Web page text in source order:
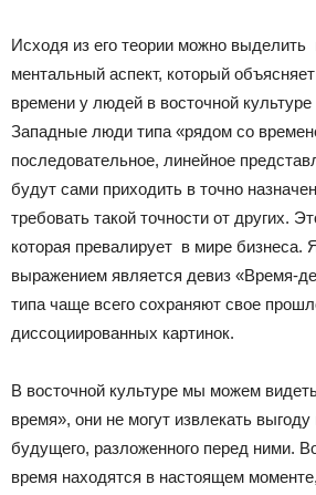
Исходя из его теории можно выделить
ментальный аспект, который
времени у людей в восточной культуре
Западные люди типа «рядом со
последовательное, линейное
будут сами приходить в точно
требовать такой точности от других.
которая превалирует в мире бизнеса.
выражением является девиз «Время-
типа чаще всего сохраняют свое
диссоциированных картинок.
В восточной культуре мы можем
время», они не могут извлекать
будущего, разложенного перед ними.
время находятся в настоящем